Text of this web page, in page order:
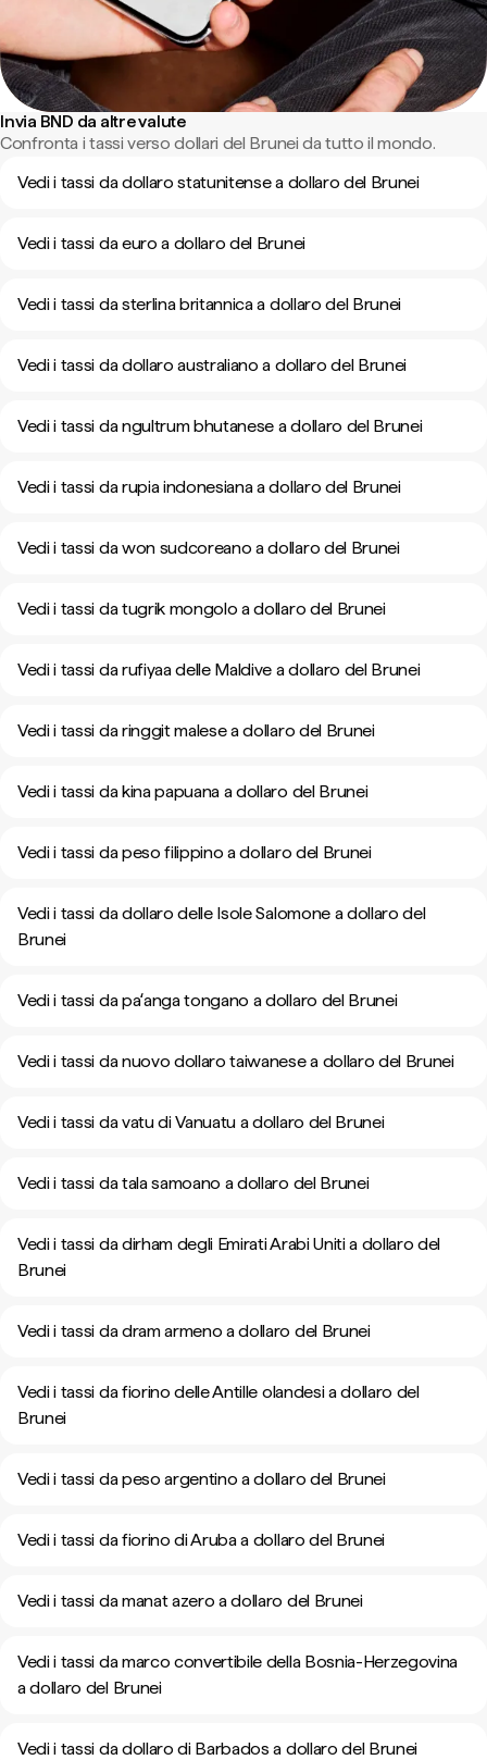
Invia BND da altre valute
Confronta i tassi verso dollari del Brunei da tutto il mondo.
Vedi i tassi da dollaro statunitense a dollaro del Brunei
Vedi i tassi da euro a dollaro del Brunei
Vedi i tassi da sterlina britannica a dollaro del Brunei
Vedi i tassi da dollaro australiano a dollaro del Brunei
Vedi i tassi da ngultrum bhutanese a dollaro del Brunei
Vedi i tassi da rupia indonesiana a dollaro del Brunei
Vedi i tassi da won sudcoreano a dollaro del Brunei
Vedi i tassi da tugrik mongolo a dollaro del Brunei
Vedi i tassi da rufiyaa delle Maldive a dollaro del Brunei
Vedi i tassi da ringgit malese a dollaro del Brunei
Vedi i tassi da kina papuana a dollaro del Brunei
Vedi i tassi da peso filippino a dollaro del Brunei
Vedi i tassi da dollaro delle Isole Salomone a dollaro del
Brunei
Vedi i tassi da paʻanga tongano a dollaro del Brunei
Vedi i tassi da nuovo dollaro taiwanese a dollaro del Brunei
Vedi i tassi da vatu di Vanuatu a dollaro del Brunei
Vedi i tassi da tala samoano a dollaro del Brunei
Vedi i tassi da dirham degli Emirati Arabi Uniti a dollaro del
Brunei
Vedi i tassi da dram armeno a dollaro del Brunei
Vedi i tassi da fiorino delle Antille olandesi a dollaro del
Brunei
Vedi i tassi da peso argentino a dollaro del Brunei
Vedi i tassi da fiorino di Aruba a dollaro del Brunei
Vedi i tassi da manat azero a dollaro del Brunei
Vedi i tassi da marco convertibile della Bosnia-Herzegovina
a dollaro del Brunei
Vedi i tassi da dollaro di Barbados a dollaro del Brunei